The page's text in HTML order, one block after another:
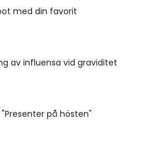
med din favorit
av influensa vid graviditet
på hösten"